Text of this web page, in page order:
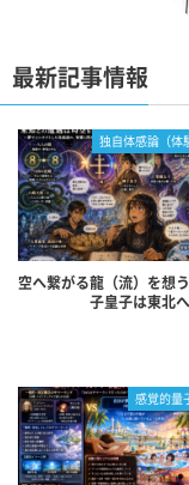
最新記事情報
独自体感論（体
空へ繋がる龍（流）を想
子皇子は東北へ
感覚的量